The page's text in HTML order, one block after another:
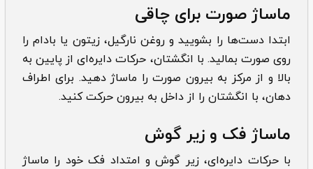
ماساژ صورت برای چاقی
ابتدا دست‌ها را بشویید و روغن نارگیل، زیتون یا بادام را
روی صورت بمالید. با انگشتان، حرکات دایره‌ای از پایین به
بالا و از مرکز به بیرون صورت را ماساژ دهید. برای اطراف
دهان، با انگشتان را از داخل به بیرون حرکت کنید.
ماساژ فک و زیر گوش
با حرکات دایره‌ای، زیر گوش و امتداد فک خود را ماساژ